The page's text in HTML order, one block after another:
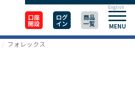
口座
開設
ログ
イン
商品
一覧 MENU
English
フォレックス